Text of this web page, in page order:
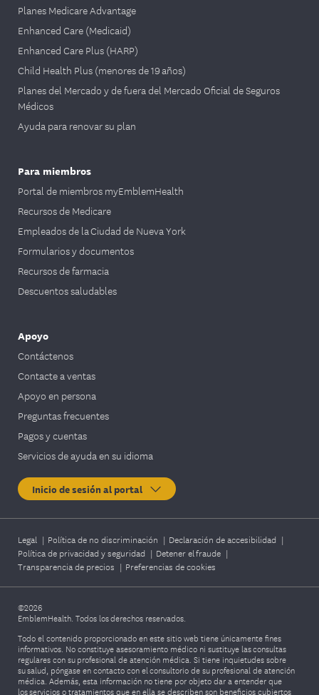
Planes Medicare Advantage
Enhanced Care (Medicaid)
Enhanced Care Plus (HARP)
Child Health Plus (menores de 19 años)
Planes del Mercado y de fuera del Mercado Oficial de Seguros
Médicos
Ayuda para renovar su plan
Para miembros
Portal de miembros myEmblemHealth
Recursos de Medicare
Empleados de la Ciudad de Nueva York
Formularios y documentos
Recursos de farmacia
Descuentos saludables
Apoyo
Contáctenos
Contacte a ventas
Apoyo en persona
Preguntas frecuentes
Pagos y cuentas
Servicios de ayuda en su idioma
Inicio de sesión al portal
Legal | Política de no discriminación | Declaración de accesibilidad |
Política de privacidad y seguridad | Detener el fraude |
Transparencia de precios | Preferencias de cookies
©2026
EmblemHealth. Todos los derechos reservados.
Todo el contenido proporcionado en este sitio web tiene únicamente fines
informativos. No constituye asesoramiento médico ni sustituye las consultas
regulares con su profesional de atención médica. Si tiene inquietudes sobre
su salud, póngase en contacto con el consultorio de su profesional de atención
médica. Además, esta información no tiene por objeto dar a entender que
los servicios o tratamientos que en ella se describen son beneficios cubiertos